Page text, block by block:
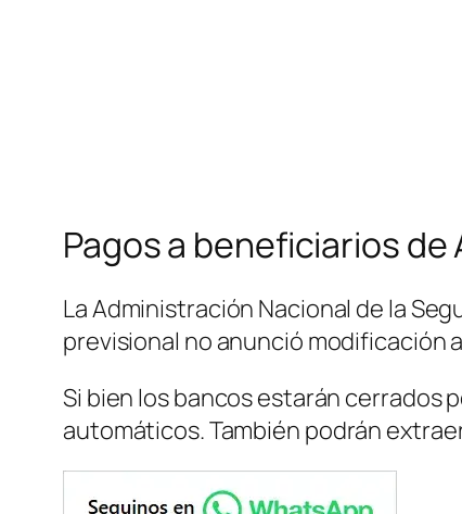
Pagos a beneficiarios de
La Administración Nacional de la
previsional no anunció modificación
Si bien los bancos estarán cerrados
automáticos. También podrán